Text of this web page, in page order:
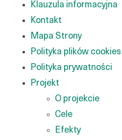
Klauzula informacyjna
Kontakt
Mapa Strony
Polityka plików cookies
Polityka prywatności
Projekt
O projekcie
Cele
Efekty